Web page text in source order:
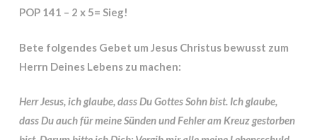
POP 141 – 2 x 5= Sieg!
Bete folgendes Gebet um Jesus Christus bewusst zum
Herrn Deines Lebens zu machen:
Herr Jesus, ich glaube, dass Du Gottes Sohn bist. Ich glaube,
dass Du auch für meine Sünden und Fehler am Kreuz gestorben